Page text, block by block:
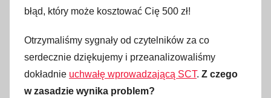
błąd, który może kosztować Cię 500 zł!
Otrzymaliśmy sygnały od czytelników za co
serdecznie dziękujemy i przeanalizowaliśmy
dokładnie uchwałę wprowadzającą SCT. Z czego
w zasadzie wynika problem?